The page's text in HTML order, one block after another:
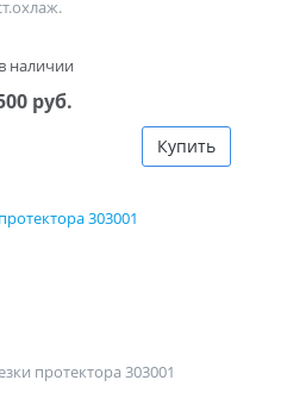
наличии
руб.
Купить
протектора 303001